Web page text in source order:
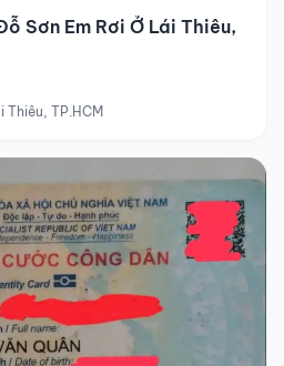
Sơn Em Rơi Ở Lái Thiêu,
TP.HCM